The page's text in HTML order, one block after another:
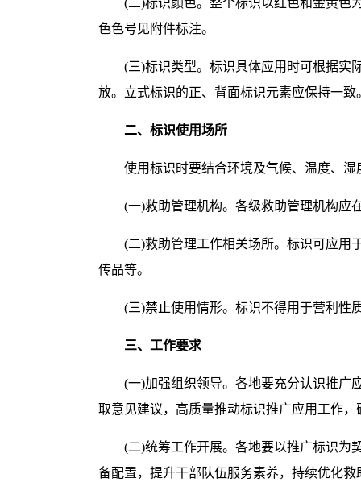
(二)标识颜色。整个标识以红色和金黄色
色色号见附件标注。
(三)标识类型。标识具体应用时可根据实
放。立式标识的正、背面标识元素应保持一
二、标识使用场所
使用标识时要结合环境及气候、温度、
(一)救助管理机构。各级救助管理机构应
(二)救助管理工作相关场所。标识可应用
传品等。
(三)禁止使用情形。标识不得用于营利性
三、工作要求
(一)加强组织领导。各地要充分认识推广
取意见建议，高质量推动标识推广应用工作
(二)统筹工作开展。各地要以推广标识为
备配置，提升干部队伍服务素养，持续优化